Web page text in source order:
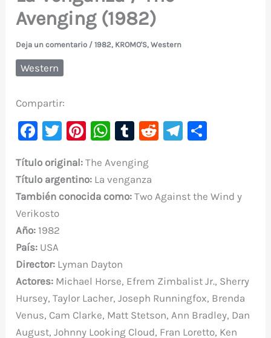
Avenging (1982)
Deja un comentario /1982, KROMO'S,Western
Western
Compartir:
F
c
e
b
o
o
k
T
it
te
Pi
er
e
W
at
s
T
m
bl
R
di
t
Te
a
p
Título original: The Avenging
Título argentino: La venganza
También conocida como: Two Against the Wind y
Verikosto
Año: 1982
País: USA
Director: Lyman Dayton
Actores: Michael Horse, Efrem Zimbalist Jr., Sherry
Hursey, Taylor Lacher, Joseph Runningfox, Brenda
Venus, Cam Clarke, Matt Stetson, Ann Bradley, Dan
August, Johnny Looking Cloud, Fran Loretto, Ken